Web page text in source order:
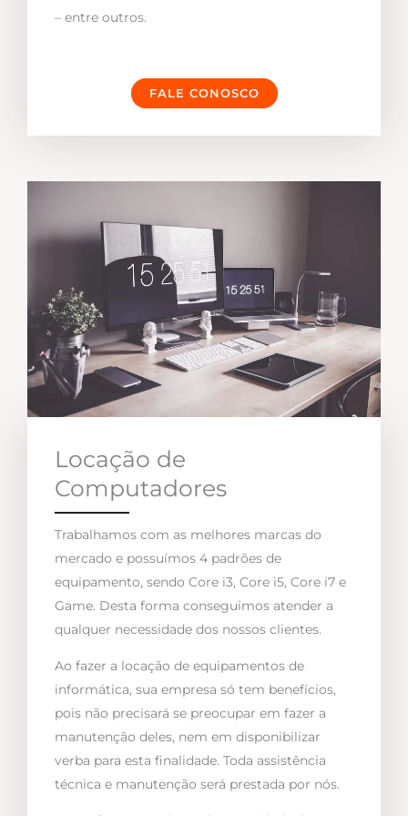
– entre outros.
FALE CONOSCO
Locação de
Computadores
Trabalhamos com as melhores marcas do
mercado e possuímos 4 padrões de
equipamento, sendo Core i3, Core i5, Core i7 e
Game. Desta forma conseguimos atender a
qualquer necessidade dos nossos clientes.
Ao fazer a locação de equipamentos de
informática, sua empresa só tem benefícios,
pois não precisará se preocupar em fazer a
manutenção deles, nem em disponibilizar
verba para esta finalidade. Toda assistência
técnica e manutenção será prestada por nós.